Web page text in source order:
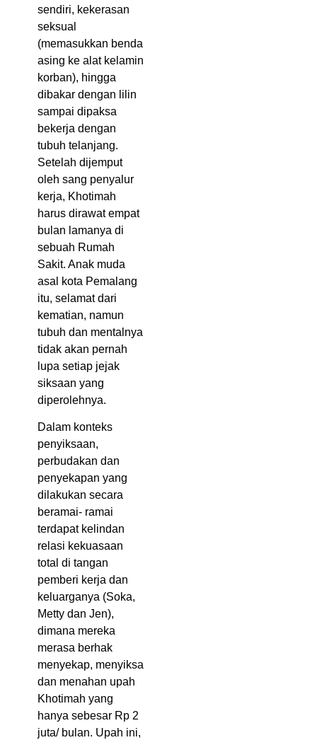
sendiri, kekerasan
seksual
(memasukkan benda
asing ke alat kelamin
korban), hingga
dibakar dengan lilin
sampai dipaksa
bekerja dengan
tubuh telanjang.
Setelah dijemput
oleh sang penyalur
kerja, Khotimah
harus dirawat empat
bulan lamanya di
sebuah Rumah
Sakit. Anak muda
asal kota Pemalang
itu, selamat dari
kematian, namun
tubuh dan mentalnya
tidak akan pernah
lupa setiap jejak
siksaan yang
diperolehnya.
Dalam konteks
penyiksaan,
perbudakan dan
penyekapan yang
dilakukan secara
beramai- ramai
terdapat kelindan
relasi kekuasaan
total di tangan
pemberi kerja dan
keluarganya (Soka,
Metty dan Jen),
dimana mereka
merasa berhak
menyekap, menyiksa
dan menahan upah
Khotimah yang
hanya sebesar Rp 2
juta/ bulan. Upah ini,